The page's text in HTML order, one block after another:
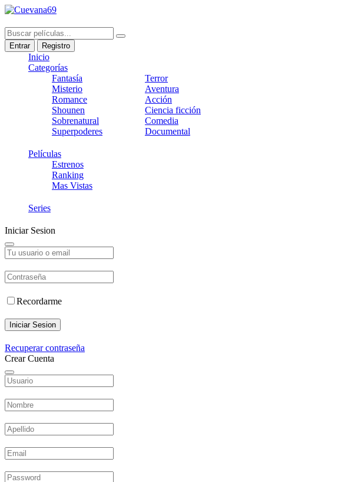
Entrar Registro
Inicio
Categorías
Fantasía
Misterio
Romance
Shounen
Sobrenatural
Superpoderes
Terror
Aventura
Acción
Ciencia ficción
Comedia
Documental
Películas
Estrenos
Ranking
Mas Vistas
Series
Iniciar Sesion
Recordarme
Iniciar Sesion
Recuperar contraseña
Crear Cuenta